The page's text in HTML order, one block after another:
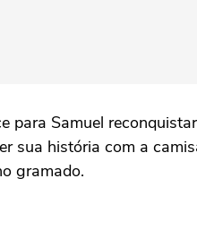
para Samuel
sua história com a
gramado.